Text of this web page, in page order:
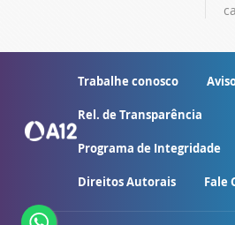
Trabalhe conosco
Rel. de Transparência
Programa de Integridade
Direitos Autorais Fale